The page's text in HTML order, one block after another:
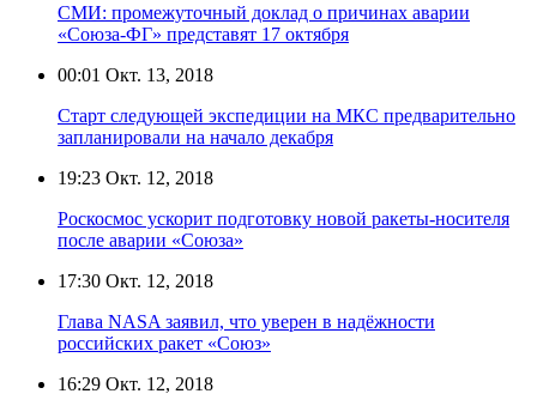
СМИ: промежуточный доклад о причинах аварии
«Союза-ФГ» представят 17 октября
00:01 Окт. 13, 2018
Старт следующей экспедиции на МКС предварительно
запланировали на начало декабря
19:23 Окт. 12, 2018
Роскосмос ускорит подготовку новой ракеты-носителя
после аварии «Союза»
17:30 Окт. 12, 2018
Глава NASA заявил, что уверен в надёжности
российских ракет «Союз»
16:29 Окт. 12, 2018